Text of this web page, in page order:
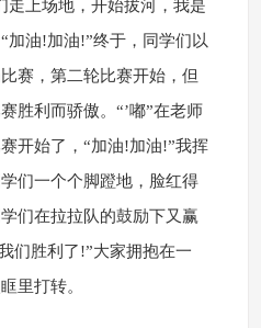
上场地，开始拔河，我是
加油!加油!”终于，同学们以
赛，第二轮比赛开始，但
胜利而骄傲。“’嘟”在老师
开始了，“加油!加油!”我挥
们一个个脚蹬地，脸红得
们在拉拉队的鼓励下又赢
们胜利了!”大家拥抱在一
里打转。